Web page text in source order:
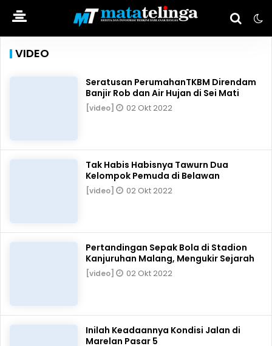
VIDEO
Seratusan PerumahanTKBM Direndam
Banjir Rob dan Air Hujan di Sei Mati
[video] 02 Okt 2022
Tak Habis Habisnya Tawurn Dua
Kelompok Pemuda di Belawan
[video] 02 Okt 2022
Pertandingan Sepak Bola di Stadion
Kanjuruhan Malang, Mengukir Sejarah
[video] 02 Okt 2022
Inilah Keadaannya Kondisi Jalan di
Marelan Pasar 5